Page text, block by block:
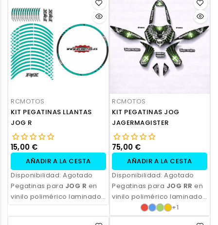
ecosolvente. Alta
resistencia, acabado
profesional y opción de
personalización.
ecosolvente. Alta
resistencia, acabado
profesional y opción de
personalización.
RCMOTOS
KIT PEGATINAS LLANTAS
JOG R
15,00 €
AÑADIR A LA CESTA
Disponibilidad: Agotado
Pegatinas para JOG R en
vinilo polimérico laminado,
impresas con tinta
ecosolvente. Alta
RCMOTOS
KIT PEGATINAS JOG
JAGERMAGISTER
75,00 €
AÑADIR A LA CESTA
Disponibilidad: Agotado
Pegatinas para JOG RR en
vinilo polimérico laminado,
impresas con tinta
ecosolvente. Alta
+1